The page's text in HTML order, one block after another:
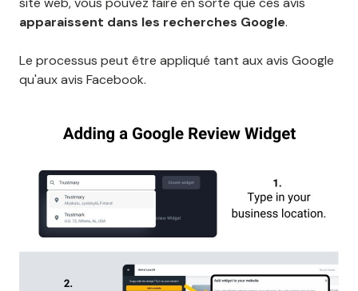
apparaissent dans les recherches Google.
Le processus peut être appliqué tant aux avis Google
qu'aux avis Facebook.